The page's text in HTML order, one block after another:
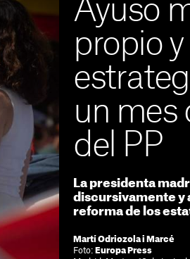
Ayuso
propio
un mes
del PP
La presidenta
discursivamente y
reforma de los
Martí Odriozola i Marcé
Foto: Europa Press